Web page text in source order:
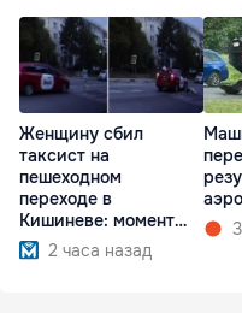
Женщину сбил
таксист на
пешеходном
переходе в
Кишиневе: момент
ДТП попал на видео
2 часа назад